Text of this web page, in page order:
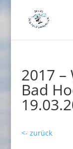
2017
Bad
<- zurück